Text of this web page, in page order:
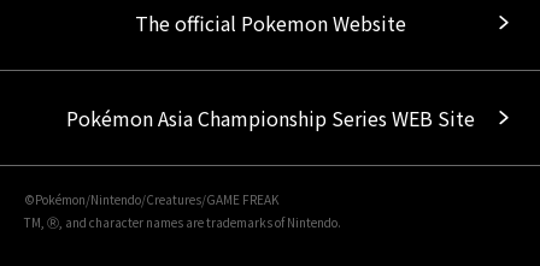
The official Pokemon Website
Pokémon Asia Championship Series WEB Site
©Pokémon/Nintendo/Creatures/GAME FREAK
TM, Ⓡ, and character names are trademarks of Nintendo.